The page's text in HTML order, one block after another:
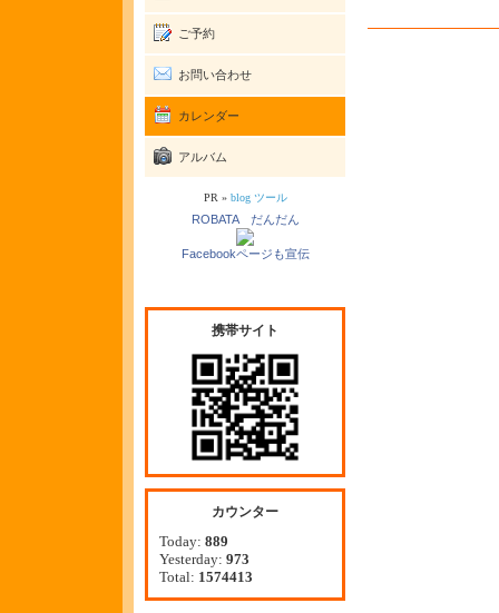
ご予約
お問い合わせ
カレンダー
アルバム
PR » blog ツール
ROBATA だんだん
Facebookページも宣伝
携帯サイト
カウンター
Today: 889
Yesterday: 973
Total: 1574413